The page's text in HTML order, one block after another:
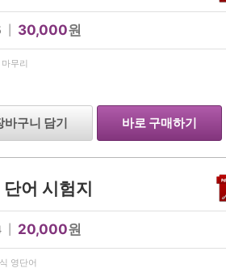
| 30,000원
무리
바구니 담기 바로 구매하기
어 시험지
| 20,000원
영단어